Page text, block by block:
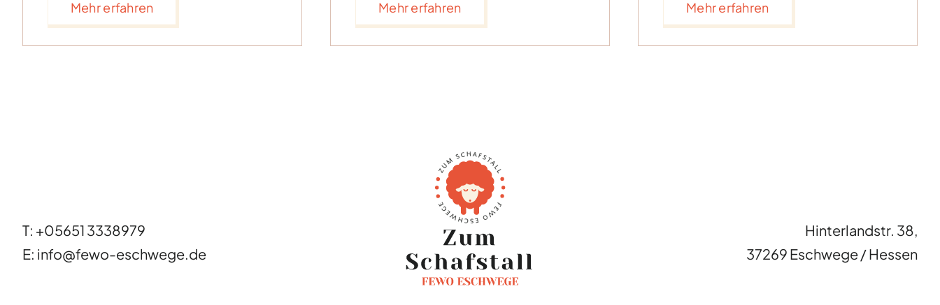
Mehr erfahren Mehr erfahren Mehr erfahren
T: +05651 3338979
E: info@fewo-eschwege.de
Hinterlandstr. 38,
37269 Eschwege / Hessen